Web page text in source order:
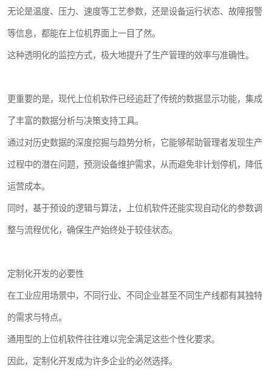
无论是温度、压力、速度等工艺参数，还是设备运行状态、故障报警
等信息，都能在上位机界面上一目了然。
这种透明化的监控方式，极大地提升了生产管理的效率与准确性。
更重要的是，现代上位机软件已经追赶了传统的数据显示功能，集成
了丰富的数据分析与决策支持工具。
通过对历史数据的深度挖掘与趋势分析，它能够帮助管理者发现生产
过程中的潜在问题，预测设备维护需求，从而避免非计划停机，降低
运营成本。
同时，基于预设的逻辑与算法，上位机软件还能实现自动化的参数调
整与流程优化，确保生产始终处于较佳状态。
定制化开发的必要性
在工业应用场景中，不同行业、不同企业甚至不同生产线都有其独特
的需求与特点。
通用型的上位机软件往往难以完全满足这些个性化要求。
因此，定制化开发成为许多企业的必然选择。